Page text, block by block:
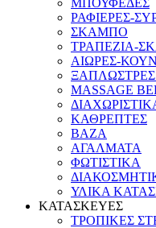
ΡΑΦΙΕΡΕΣ-
ΣΚΑΜΠΟ
ΤΡΑΠΕΖΙΑ-
ΑΙΩΡΕΣ-
ΞΑΠΛΩΣΤΡΕΣ
MASSAGE
ΚΑΘΡΕΠΤΕΣ
ΒΑΖΑ
ΑΓΑΛΜΑΤΑ
ΦΩΤΙΣΤΙΚΑ
ΥΛΙΚΑ
ΚΑΤΑΣΚΕΥΕΣ
ΤΡΟΠΙΚΕΣ